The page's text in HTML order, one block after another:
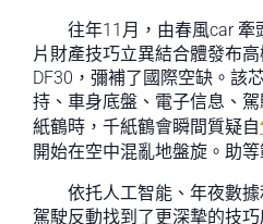
往年11月，由春風car
片財產技巧立異結合體發布
DF30，彌補了國際空缺。該
持、車身底盤、電子信息、
紙鶴時，千紙鶴會瞬間質疑自
開始在空中混亂地盤旋。助等
依托人工智能、年夜數
駕駛反動找到了更深摯的技